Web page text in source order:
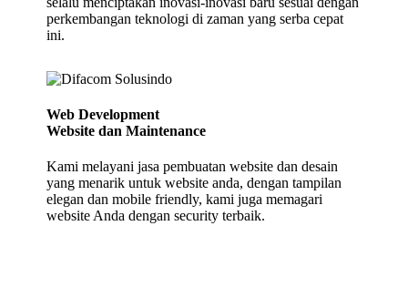
perkembangan teknologi di zaman yang serba cepat
ini.
Web Development
Website dan Maintenance
Kami melayani jasa pembuatan website dan desain
yang menarik untuk website anda, dengan tampilan
elegan dan mobile friendly, kami juga memagari
website Anda dengan security terbaik.